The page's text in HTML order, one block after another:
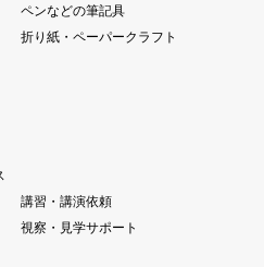
ペンなどの筆記具
折り紙・ペーパークラフト
講習・講演依頼
視察・見学サポート